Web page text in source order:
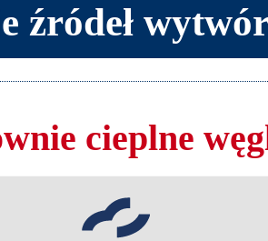
źródeł
cieplne